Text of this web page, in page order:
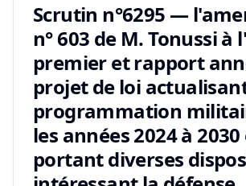
Scrutin n°6295 —
n° 603 de M. Tonussi à
premier et rapport
projet de loi
programmation
les années 2024 à
portant diverses